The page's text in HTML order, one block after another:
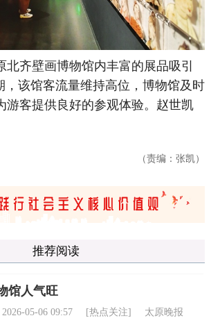
齐壁画博物馆内丰富的展品吸引
，该馆客流量维持高位，博物馆及时
游客提供良好的参观体验。赵世凯
（责编：张凯）
推荐阅读
馆人气旺
2026-05-06 09:57 [热点关注] 太原晚报